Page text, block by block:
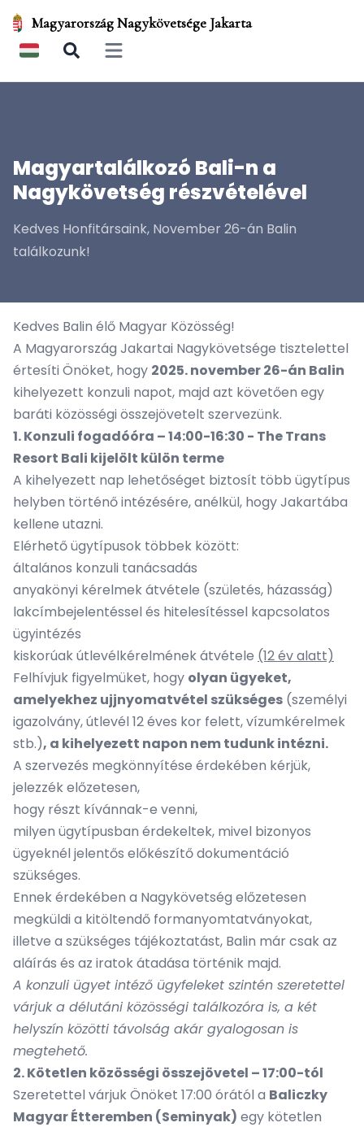
Magyarország Nagykövetsége Jakarta
Open main menu
Magyartalálkozó Bali-n a
Nagykövetség részvételével
Kedves Honfitársaink, November 26-án Balin
találkozunk!
Kedves Balin élő Magyar Közösség!
A Magyarország Jakartai Nagykövetsége tisztelettel
értesíti Önöket, hogy 2025. november 26-án Balin
kihelyezett konzuli napot, majd azt követően egy
baráti közösségi összejövetelt szervezünk.
1. Konzuli fogadóóra – 14:00-16:30 - The Trans
Resort Bali kijelölt külön terme
A kihelyezett nap lehetőséget biztosít több ügytípus
helyben történő intézésére, anélkül, hogy Jakartába
kellene utazni.
Elérhető ügytípusok többek között:
általános konzuli tanácsadás
anyakönyi kérelmek átvétele (születés, házasság)
lakcímbejelentéssel és hitelesítéssel kapcsolatos
ügyintézés
kiskorúak útlevélkérelmének átvétele (12 év alatt)
Felhívjuk figyelmüket, hogy olyan ügyeket,
amelyekhez ujjnyomatvétel szükséges (személyi
igazolvány, útlevél 12 éves kor felett, vízumkérelmek
stb.), a kihelyezett napon nem tudunk intézni.
A szervezés megkönnyítése érdekében kérjük,
jelezzék előzetesen,
hogy részt kívánnak-e venni,
milyen ügytípusban érdekeltek, mivel bizonyos
ügyeknél jelentős előkészítő dokumentáció
szükséges.
Ennek érdekében a Nagykövetség előzetesen
megküldi a kitöltendő formanyomtatványokat,
illetve a szükséges tájékoztatást, Balin már csak az
aláírás és az iratok átadása történik majd.
A konzuli ügyet intéző ügyfeleket szintén szeretettel
várjuk a délutáni közösségi találkozóra is, a két
helyszín közötti távolság akár gyalogosan is
megtehető.
2. Kötetlen közösségi összejövetel – 17:00-tól
Szeretettel várjuk Önöket 17:00 órától a Baliczky
Magyar Étteremben (Seminyak) egy kötetlen